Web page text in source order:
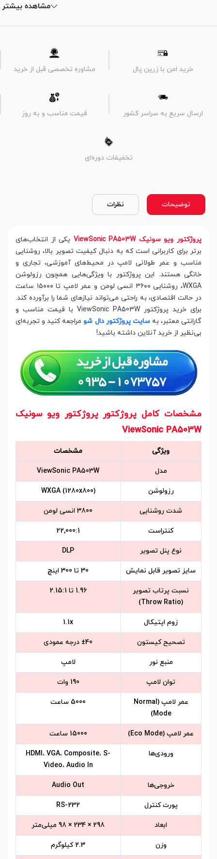
مشاهده بیشتر
خرید امن با زرین پال مشاوره تخصصی قبل از خرید
ارسال سریع به سراسر کشور قیمت مناسب و به روز
تخفیفات دوره‌ای
توضیحات نظرات
پروژکتور ویو سونیک ViewSonic PA503W
یکی از انتخاب‌های
برتر برای کاربرانی است که به دنبال کیفیت تصویر بالا، روشنایی
مناسب و عمر طولانی لامپ در محیط‌های آموزشی، تجاری و
خانگی هستند. این پروژکتور با ویژگی‌هایی همچون رزولوشن
WXGA، روشنایی ۳۶۰۰ انسی لومن و عمر لامپ تا ۱۵۰۰۰ ساعت
در حالت اقتصادی، به راحتی می‌تواند نیازهای شما را برآورده کند.
برای خرید پروژکتور ViewSonic PA503W با قیمت مناسب و
گارانتی معتبر، بهسایت پروژکتور دال شومراجعه کنید و تجربه‌ای
بی‌نظیر از خرید آنلاین داشته باشید!
مشخصات کامل پروژکتور پروژکتور ویو سونیک
ViewSonic PA503W
ویژگی مشخصات
مدل ViewSonic PA503W
رزولوشن WXGA (1280x800)
شدت روشنایی 3800 انسی لومن
کنتراست 22,000:1
نوع پنل تصویر DLP
سایز تصویر قابل نمایش 30 تا 300 اینچ
نسبت پرتاب تصویر
(Throw Ratio)
1.96 تا 2.15:1
زوم اپتیکال 1.1x
تصحیح کیستون ±40 درجه عمودی
منبع نور لامپ
توان لامپ 190 وات
عمر لامپ (Normal
Mode)
5000 ساعت
عمر لامپ (Eco Mode) 15000 ساعت
ورودی‌ها
HDMI، VGA، Composite، S-
Video، Audio In
خروجی‌ها Audio Out
پورت کنترل RS-232
ابعاد 298 × 234 × 98 میلی‌متر
وزن 2.3 کیلوگرم